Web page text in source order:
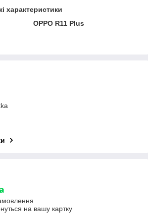
характеристики
OPPO R11 Plus
на вашу картку